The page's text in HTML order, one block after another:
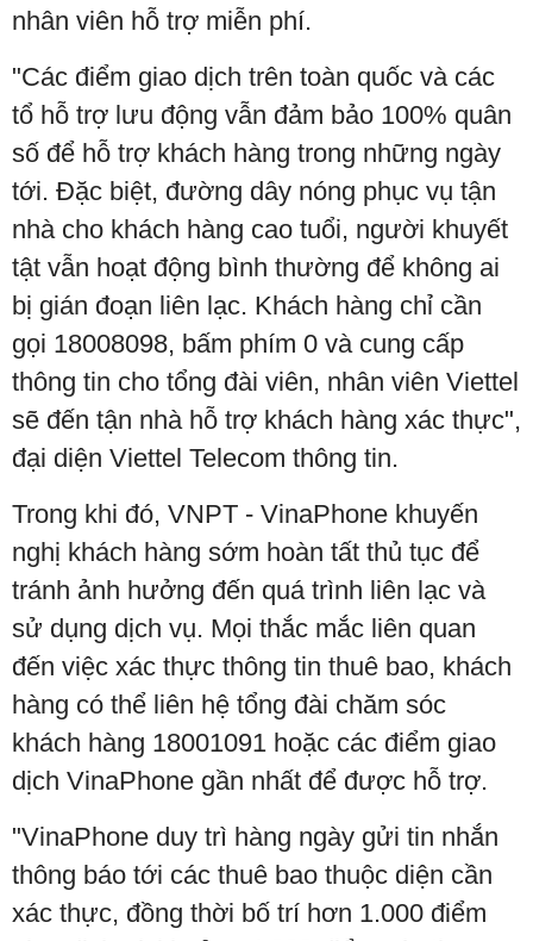
nhân viên hỗ trợ miễn phí.
"Các điểm giao dịch trên toàn quốc và các
tổ hỗ trợ lưu động vẫn đảm bảo 100% quân
số để hỗ trợ khách hàng trong những ngày
tới. Đặc biệt, đường dây nóng phục vụ tận
nhà cho khách hàng cao tuổi, người khuyết
tật vẫn hoạt động bình thường để không ai
bị gián đoạn liên lạc. Khách hàng chỉ cần
gọi 18008098, bấm phím 0 và cung cấp
thông tin cho tổng đài viên, nhân viên Viettel
sẽ đến tận nhà hỗ trợ khách hàng xác thực",
đại diện Viettel Telecom thông tin.
Trong khi đó, VNPT - VinaPhone khuyến
nghị khách hàng sớm hoàn tất thủ tục để
tránh ảnh hưởng đến quá trình liên lạc và
sử dụng dịch vụ. Mọi thắc mắc liên quan
đến việc xác thực thông tin thuê bao, khách
hàng có thể liên hệ tổng đài chăm sóc
khách hàng 18001091 hoặc các điểm giao
dịch VinaPhone gần nhất để được hỗ trợ.
"VinaPhone duy trì hàng ngày gửi tin nhắn
thông báo tới các thuê bao thuộc diện cần
xác thực, đồng thời bố trí hơn 1.000 điểm